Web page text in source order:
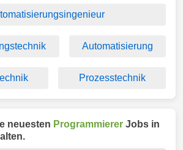
Automatisierung
Prozesstechnik
neuesten Programmierer Jobs in